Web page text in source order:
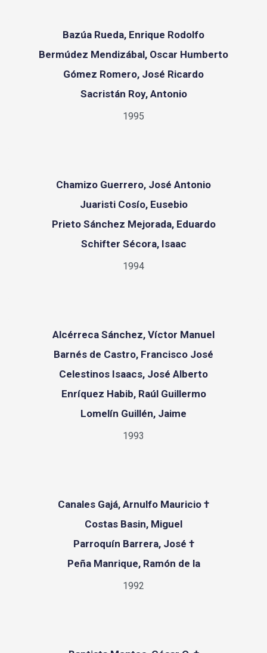
Bazúa Rueda, Enrique Rodolfo
Bermúdez Mendizábal, Oscar Humberto
Gómez Romero, José Ricardo
Sacristán Roy, Antonio
1995
Chamizo Guerrero, José Antonio
Juaristi Cosío, Eusebio
Prieto Sánchez Mejorada, Eduardo
Schifter Sécora, Isaac
1994
Alcérreca Sánchez, Víctor Manuel
Barnés de Castro, Francisco José
Celestinos Isaacs, José Alberto
Enríquez Habib, Raúl Guillermo
Lomelín Guillén, Jaime
1993
Canales Gajá, Arnulfo Mauricio †
Costas Basin, Miguel
Parroquín Barrera, José †
Peña Manrique, Ramón de la
1992